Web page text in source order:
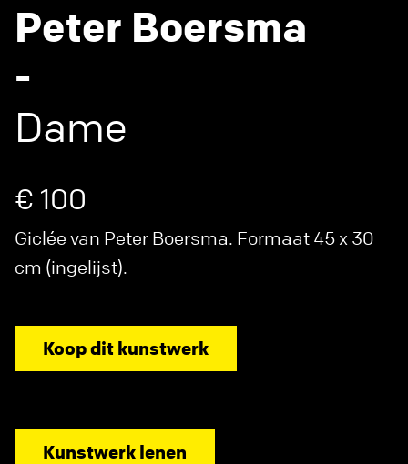
Peter Boersma
-
Dame
€ 100
Giclée van Peter Boersma. Formaat 45 x 30
cm (ingelijst).
Koop dit kunstwerk
Kunstwerk lenen